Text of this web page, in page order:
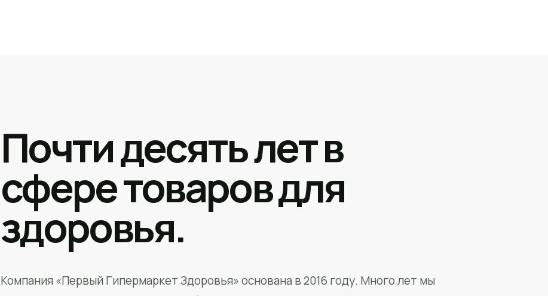
Почти десять лет в
сфере товаров для
здоровья.
Компания «Первый Гипермаркет Здоровья» основана в 2016 году. Много лет мы